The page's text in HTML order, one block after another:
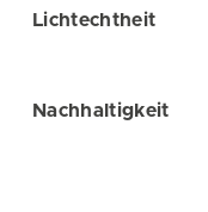
Lichtechtheit
Nachhaltigkeit